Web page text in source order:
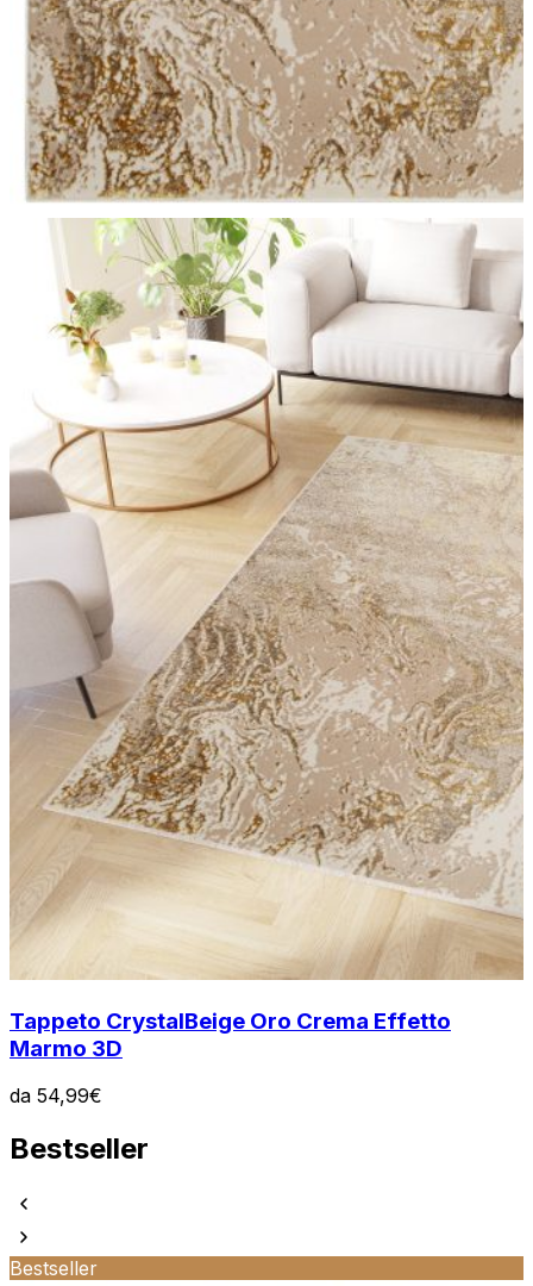
Tappeto CrystalBeige Oro Crema Effetto
Marmo 3D
da 54,99€
Bestseller
Bestseller